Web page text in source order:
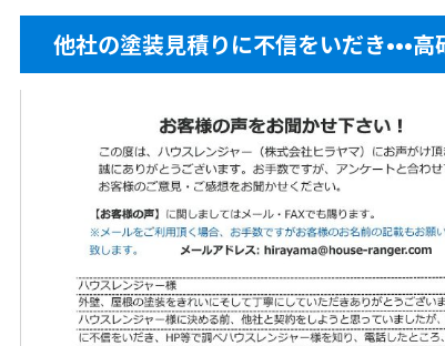
他社の塗装見積りに不信をいだき•••高